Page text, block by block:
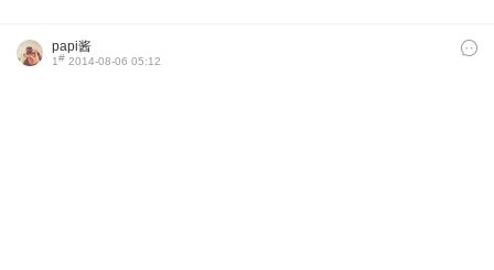
papi酱
1# 2014-08-06 05:12